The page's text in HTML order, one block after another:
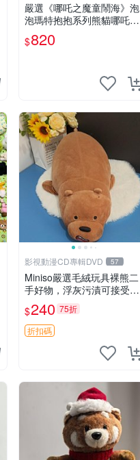
嚴選《哪吒之魔童鬧海》泡
泡瑪特抱抱系列熊貓哪吒搪
膠臉毛絨， STATE：如圖顯
示 哪吒 毛絨公仔 泡泡瑪特
$820
影視動漫CD專輯DVD 57
Miniso嚴選毛絨玩具裸熊二
手好物，浮灰污漬可接受。
請詳閱照片再下單，售出不
退不換。全新品相收藏推
薦。 裸熊 毛絨玩具 收藏
$240 75折
折扣碼